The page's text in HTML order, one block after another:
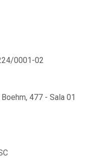
0001-02
Boehm, 477 - Sala 01